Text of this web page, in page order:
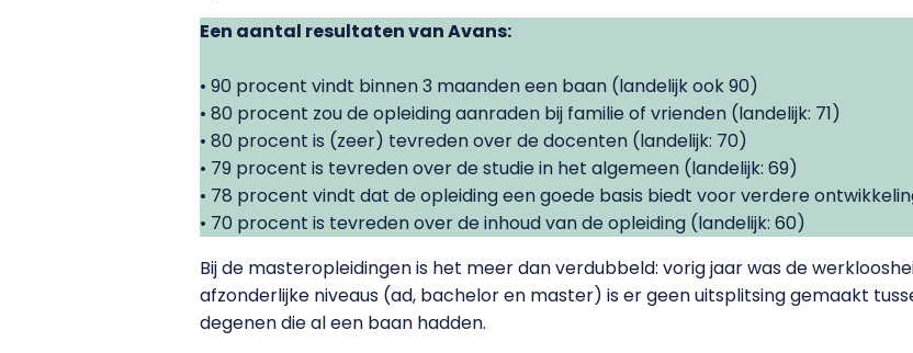
Een aantal resultaten van Avans:
• 90 procent vindt binnen 3 maanden een baan (landelijk ook 90)
• 80 procent zou de opleiding aanraden bij familie of vrienden (landelijk: 71)
• 80 procent is (zeer) tevreden over de docenten (landelijk: 70)
• 79 procent is tevreden over de studie in het algemeen (landelijk: 69)
• 78 procent vindt dat de opleiding een goede basis biedt voor verdere
• 70 procent is tevreden over de inhoud van de opleiding (landelijk: 60)
Bij de masteropleidingen is het meer dan verdubbeld: vorig jaar was de
afzonderlijke niveaus (ad, bachelor en master) is er geen uitsplitsing gemaakt
degenen die al een baan hadden.